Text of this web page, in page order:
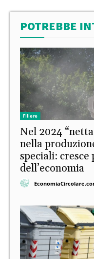
POTREBBE
Filiere
Nel 2024
nella
speciali: cresce
dell’economia